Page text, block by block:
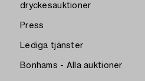
dryckesauktioner
Press
Lediga tjänster
Bonhams - Alla auktioner